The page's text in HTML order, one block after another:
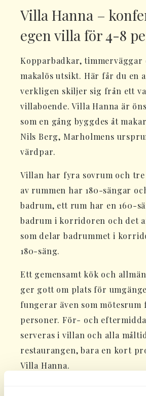
Villa Hanna –
egen villa för 4-8
Kopparbadkar, timmerväggar
makalös utsikt. Här får du en
verkligen skiljer sig från ett
villaboende. Villa Hanna är
som en gång byggdes åt
Nils Berg, Marholmens
värdpar.
Villan har fyra sovrum och tre
av rummen har 180-sängar
badrum, ett rum har en 160-
badrum i korridoren och det
som delar badrummet i
180-säng.
Ett gemensamt kök och
ger gott om plats för
fungerar även som
personer. För- och
serveras i villan och alla
restaurangen, bara en kort
Villa Hanna.